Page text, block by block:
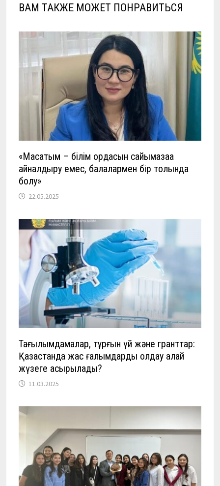
ВАМ ТАКЖЕ МОЖЕТ ПОНРАВИТЬСЯ
«Мақсатым – білім ордасын сайқымазаққа
айналдыру емес, балалармен бір толқында
болу»
22.05.2025
Тағылымдамалар, тұрғын үй және гранттар:
Қазақстанда жас ғалымдарды қолдау қалай
жүзеге асырылады?
11.03.2025